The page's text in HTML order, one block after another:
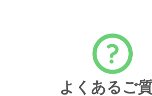
よくあるご